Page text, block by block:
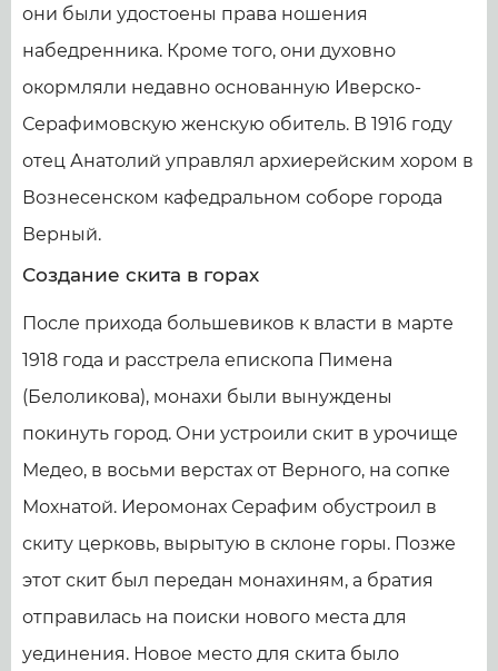
они были удостоены права ношения
набедренника. Кроме того, они духовно
окормляли недавно основанную Иверско-
Серафимовскую женскую обитель. В 1916 году
отец Анатолий управлял архиерейским хором в
Вознесенском кафедральном соборе города
Верный.
Создание скита в горах
После прихода большевиков к власти в марте
1918 года и расстрела епископа Пимена
(Белоликова), монахи были вынуждены
покинуть город. Они устроили скит в урочище
Медео, в восьми верстах от Верного, на сопке
Мохнатой. Иеромонах Серафим обустроил в
скиту церковь, вырытую в склоне горы. Позже
этот скит был передан монахиням, а братия
отправилась на поиски нового места для
уединения. Новое место для скита было